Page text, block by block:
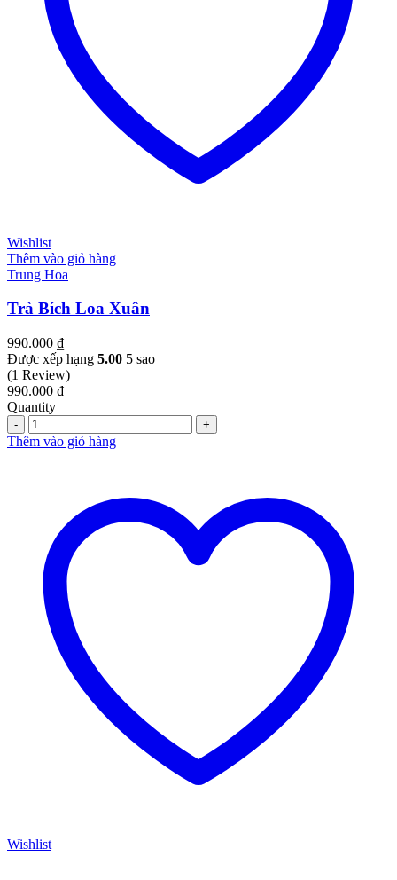
Wishlist
Thêm vào giỏ hàng
Trung Hoa
Trà Bích Loa Xuân
990.000 ₫
Được xếp hạng 5.00 5 sao
(1 Review)
990.000 ₫
Quantity
Quantity
Thêm vào giỏ hàng
Wishlist